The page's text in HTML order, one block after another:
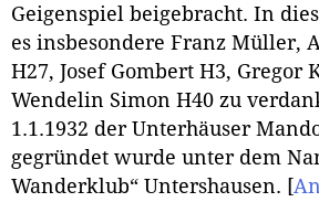
Geigenspiel beigebracht. In
es insbesondere Franz Müller,
H27, Josef Gombert H3, Gregor
Wendelin Simon H40 zu
1.1.1932 der Unterhäuser
gegründet wurde unter dem
Wanderklub“ Untershausen. [